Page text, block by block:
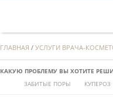
ГЛАВНАЯ / УСЛУГИ ВРАЧА-
КАКУЮ ПРОБЛЕМУ ВЫ ХОТИТЕ
ЗАБИТЫЕ ПОРЫ
КУПЕРОЗ